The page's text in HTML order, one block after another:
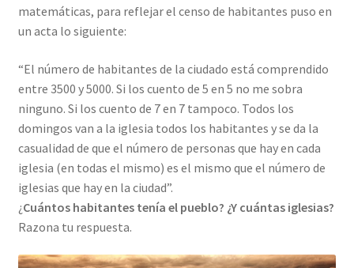
matemáticas, para reflejar el censo de habitantes puso en
un acta lo siguiente:
“El número de habitantes de la ciudado está comprendido
entre 3500 y 5000. Si los cuento de 5 en 5 no me sobra
ninguno. Si los cuento de 7 en 7 tampoco. Todos los
domingos van a la iglesia todos los habitantes y se da la
casualidad de que el número de personas que hay en cada
iglesia (en todas el mismo) es el mismo que el número de
iglesias que hay en la ciudad”.
¿Cuántos habitantes tenía el pueblo? ¿Y cuántas iglesias?
Razona tu respuesta.